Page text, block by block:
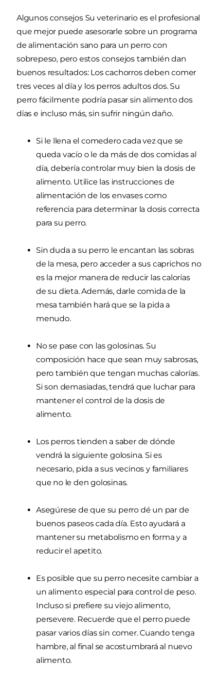
Algunos consejos Su veterinario es el profesional
que mejor puede asesorarle sobre un programa
de alimentación sano para un perro con
sobrepeso, pero estos consejos también dan
buenos resultados: Los cachorros deben comer
tres veces al día y los perros adultos dos. Su
perro fácilmente podría pasar sin alimento dos
días e incluso más, sin sufrir ningún daño.
Si le llena el comedero cada vez que se
queda vacío o le da más de dos comidas al
día, debería controlar muy bien la dosis de
alimento. Utilice las instrucciones de
alimentación de los envases como
referencia para determinar la dosis correcta
para su perro.
Sin duda a su perro le encantan las sobras
de la mesa, pero acceder a sus caprichos no
es la mejor manera de reducir las calorías
de su dieta. Además, darle comida de la
mesa también hará que se la pida a
menudo.
No se pase con las golosinas. Su
composición hace que sean muy sabrosas,
pero también que tengan muchas calorías.
Si son demasiadas, tendrá que luchar para
mantener el control de la dosis de
alimento.
Los perros tienden a saber de dónde
vendrá la siguiente golosina. Si es
necesario, pida a sus vecinos y familiares
que no le den golosinas.
Asegúrese de que su perro dé un par de
buenos paseos cada día. Esto ayudará a
mantener su metabolismo en forma y a
reducir el apetito.
Es posible que su perro necesite cambiar a
un alimento especial para control de peso.
Incluso si prefiere su viejo alimento,
persevere. Recuerde que el perro puede
pasar varios días sin comer. Cuando tenga
hambre, al final se acostumbrará al nuevo
alimento.